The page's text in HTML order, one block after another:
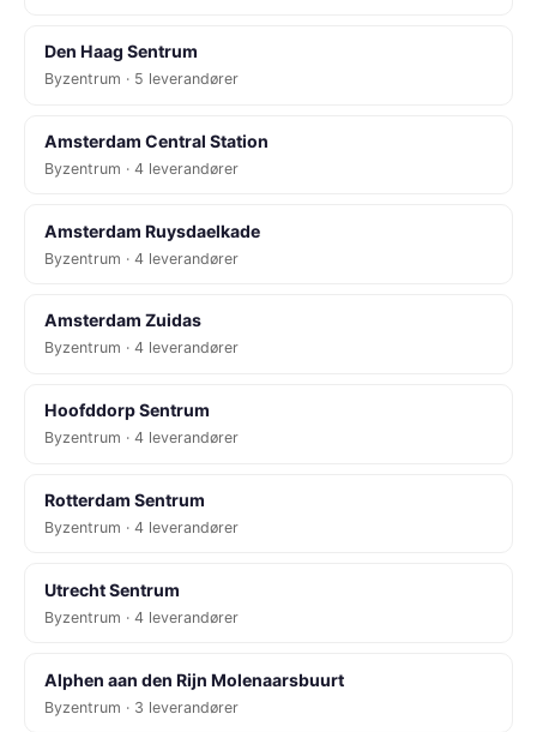
Den Haag Sentrum
Byzentrum · 5 leverandører
Amsterdam Central Station
Byzentrum · 4 leverandører
Amsterdam Ruysdaelkade
Byzentrum · 4 leverandører
Amsterdam Zuidas
Byzentrum · 4 leverandører
Hoofddorp Sentrum
Byzentrum · 4 leverandører
Rotterdam Sentrum
Byzentrum · 4 leverandører
Utrecht Sentrum
Byzentrum · 4 leverandører
Alphen aan den Rijn Molenaarsbuurt
Byzentrum · 3 leverandører